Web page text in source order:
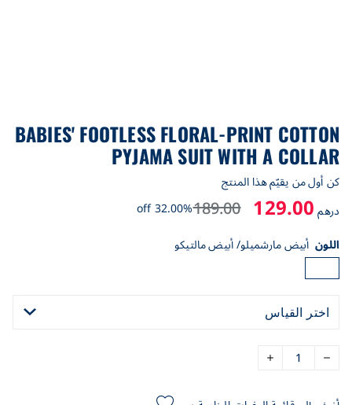
BABIES' FOOTLESS FLORAL-PRINT COTTON
PYJAMA SUIT WITH A COLLAR
كن أول من يقيّم هذا المنتج
درهم129.00
189.00
32.00% off
اللون أبيض مارشميلو/ أبيض مالتيكو
اختر القياس